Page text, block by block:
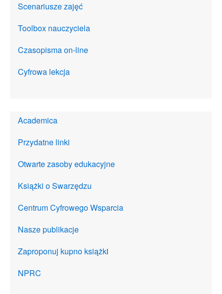
Scenariusze zajęć
Toolbox nauczyciela
Czasopisma on-line
Cyfrowa lekcja
Academica
Przydatne linki
Otwarte zasoby edukacyjne
Książki o Swarzędzu
Centrum Cyfrowego Wsparcia
Nasze publikacje
Zaproponuj kupno książki
NPRC